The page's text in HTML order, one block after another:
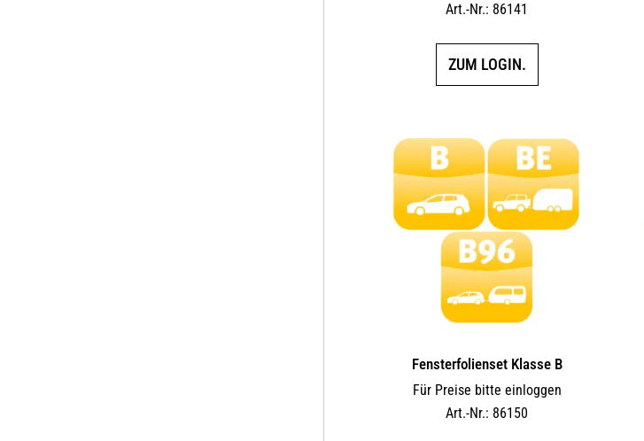
Bewertet mit
Art.-Nr.: 86141
ZUM LOGIN.
Fensterfolienset Klasse B
Für Preise bitte einloggen
Art.-Nr.: 86150